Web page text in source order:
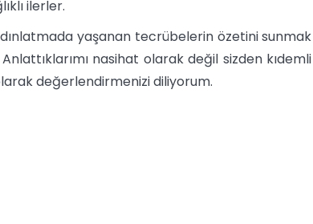
ilerler.
yaşanan tecrübelerin özetini sunmak
nasihat olarak değil sizden kıdemli
değerlendirmenizi diliyorum.